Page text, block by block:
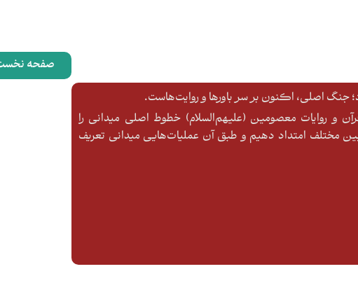
جنگ اصلی، اکنون بر سر باورها و روایت‌هاست.
و روایات معصومین (علیهم‌السلام) خطوط اصلی میدانی را
مختلف امتداد دهیم و طبق آن عملیات‌هایی میدانی تعریف
صفحه